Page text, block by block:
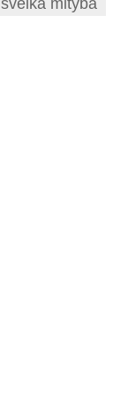
sveika mityba